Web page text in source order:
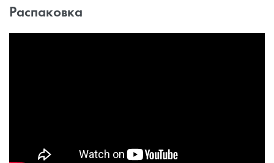
Распаковка